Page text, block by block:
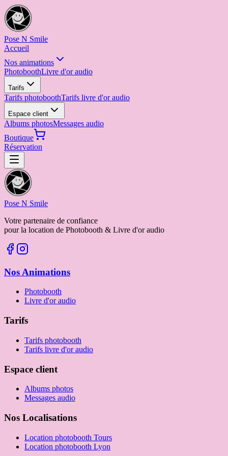
Pose N Smile
Accueil
Nos animations
PhotoboothLivre d'or audio
Tarifs
Tarifs photoboothTarifs livre d'or audio
Espace client
Albums photosMessages audio
Boutique
Réservation
Pose N Smile
Votre partenaire de confiance
pour la location de Photobooth & Livre d'or audio
Nos Animations
Photobooth
Livre d'or audio
Tarifs
Tarifs photobooth
Tarifs livre d'or audio
Espace client
Albums photos
Messages audio
Nos Localisations
Location photobooth Tours
Location photobooth Lyon